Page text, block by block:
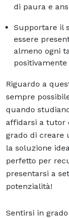
di paura e
Supportare il
essere
almeno ogni
Riguardo a
sempre
quando
affidarsi a tutor
grado di creare
la soluzione
perfetto per
presentarsi a
potenzialità!
Sentirsi in